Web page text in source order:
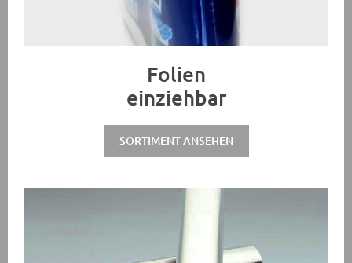
Folien
einziehbar
SORTIMENT ANSEHEN